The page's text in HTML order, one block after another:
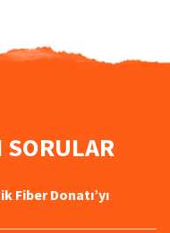
SORULAR
Fiber Donatı’yı